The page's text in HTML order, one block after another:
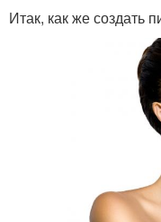
Итак, как же создать